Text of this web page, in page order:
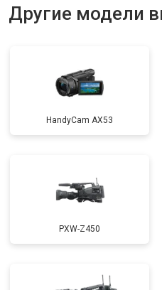
Другие модели
HandyCam AX53
PXW-Z450